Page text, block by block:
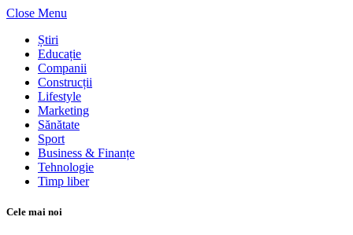
Close Menu
Știri
Educație
Companii
Construcții
Lifestyle
Marketing
Sănătate
Sport
Business & Finanțe
Tehnologie
Timp liber
Cele mai noi